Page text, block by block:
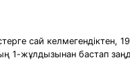
сай келмегендіктен,
1-жұлдызынан бастап